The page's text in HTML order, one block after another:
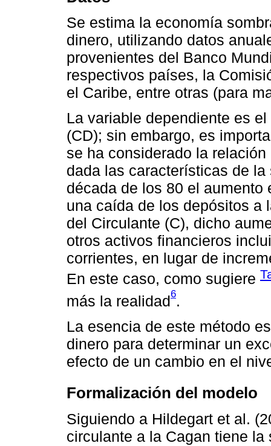
Se estima la economía
dinero, utilizando datos
provenientes del Banco
respectivos países, la
el Caribe, entre otras (para
La variable dependiente es
(CD); sin embargo, es
se ha considerado la
dada las características de
década de los 80 el aumento
una caída de los depósitos a
del Circulante (C), dicho
otros activos financieros
corrientes, en lugar de
En este caso, como sugiere
más la realidad6.
La esencia de este método
dinero para determinar un
efecto de un cambio en el
Formalización del modelo
Siguiendo a Hildegart et al.
circulante a la Cagan tiene la